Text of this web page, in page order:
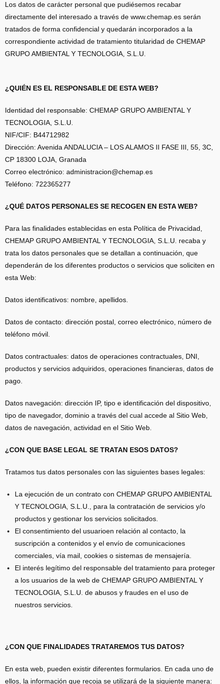
Los datos de carácter personal que pudiésemos recabar
directamente del interesado a través de www.chemap.es serán
tratados de forma confidencial y quedarán incorporados a la
correspondiente actividad de tratamiento titularidad de CHEMAP
GRUPO AMBIENTAL Y TECNOLOGIA, S.L.U.
¿QUIÉN ES EL RESPONSABLE DE ESTA WEB?
Identidad del responsable: CHEMAP GRUPO AMBIENTAL Y
TECNOLOGIA, S.L.U.
NIF/CIF: B44712982
Dirección: Avenida ANDALUCIA – LOS ALAMOS II FASE III, 55, 3C,
CP 18300 LOJA, Granada
Correo electrónico: administracion@chemap.es
Teléfono: 722365277
¿QUÉ DATOS PERSONALES SE RECOGEN EN ESTA WEB?
Para las finalidades establecidas en esta Política de Privacidad,
CHEMAP GRUPO AMBIENTAL Y TECNOLOGIA, S.L.U. recaba y
trata los datos personales que se detallan a continuación, que
dependerán de los diferentes productos o servicios que soliciten en
esta Web:
Datos identificativos: nombre, apellidos.
Datos de contacto: dirección postal, correo electrónico, número de
teléfono móvil.
Datos contractuales: datos de operaciones contractuales, DNI,
productos y servicios adquiridos, operaciones financieras, datos de
pago.
Datos navegación: dirección IP, tipo e identificación del dispositivo,
tipo de navegador, dominio a través del cual accede al Sitio Web,
datos de navegación, actividad en el Sitio Web.
¿CON QUE BASE LEGAL SE TRATAN ESOS DATOS?
Tratamos tus datos personales con las siguientes bases legales:
La ejecución de un contrato con CHEMAP GRUPO AMBIENTAL
Y TECNOLOGIA, S.L.U., para la contratación de servicios y/o
productos y gestionar los servicios solicitados.
El consentimiento del usuarioen relación al contacto, la
suscripción a contenidos y el envío de comunicaciones
comerciales, vía mail, cookies o sistemas de mensajería.
El interés legítimo del responsable del tratamiento para proteger
a los usuarios de la web de CHEMAP GRUPO AMBIENTAL Y
TECNOLOGIA, S.L.U. de abusos y fraudes en el uso de
nuestros servicios.
¿CON QUE FINALIDADES TRATAREMOS TUS DATOS?
En esta web, pueden existir diferentes formularios. En cada uno de
ellos, la información que recoja se utilizará de la siguiente manera: